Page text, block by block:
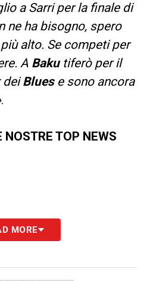
a Sarri per la finale di
ne ha bisogno, spero
alto. Se competi per
A Bakutiferò per il
deiBluese sono ancora
.
NOSTRE TOP NEWS
MORE